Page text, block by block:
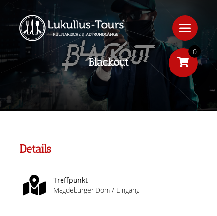
Blackout
Details
Treffpunkt
Magdeburger Dom / Eingang
0